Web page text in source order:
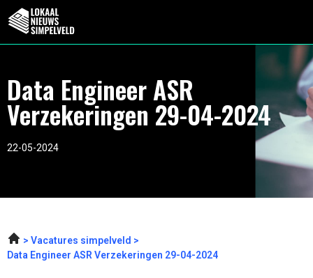
Data Engineer ASR
Verzekeringen 29-04-2024
22-05-2024
Vacatures simpelveld
Data Engineer ASR Verzekeringen 29-04-2024